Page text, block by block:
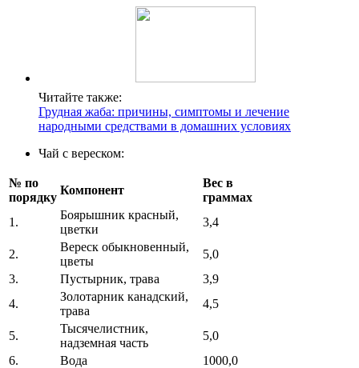
Читайте также:
Грудная жаба: причины, симптомы и лечение
народными средствами в домашних условиях
Чай с вереском:
№ по
порядку
Компонент
Вес в
граммах
1.
Боярышник красный,
цветки
3,4
2.
Вереск обыкновенный,
цветы
5,0
3.
Пустырник, трава
3,9
4.
Золотарник канадский,
трава
4,5
5.
Тысячелистник,
надземная часть
5,0
6.
Вода 1000,0